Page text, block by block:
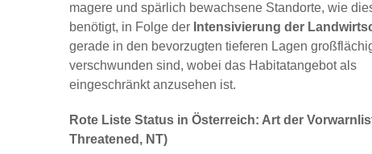
magere und spärlich bewachsene Standorte, wie
benötigt, in Folge der Intensivierung der
gerade in den bevorzugten tieferen Lagen
verschwunden sind, wobei das Habitatangebot als
eingeschränkt anzusehen ist.
Rote Liste Status in Österreich: Art der
Threatened, NT)